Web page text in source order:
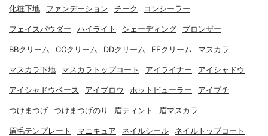
化粧下地 ファンデーション チーク コンシーラー
フェイスパウダー ハイライト シェーディング ブロンザー
BBクリーム CCクリーム DDクリーム EEクリーム マスカラ
マスカラ下地 マスカラトップコート アイライナー アイシャドウ
アイシャドウベース アイブロウ ホットビューラー アイプチ
つけまつげ つけまつげのり 眉ティント 眉マスカラ
眉毛テンプレート マニキュア ネイルシール ネイルトップコート